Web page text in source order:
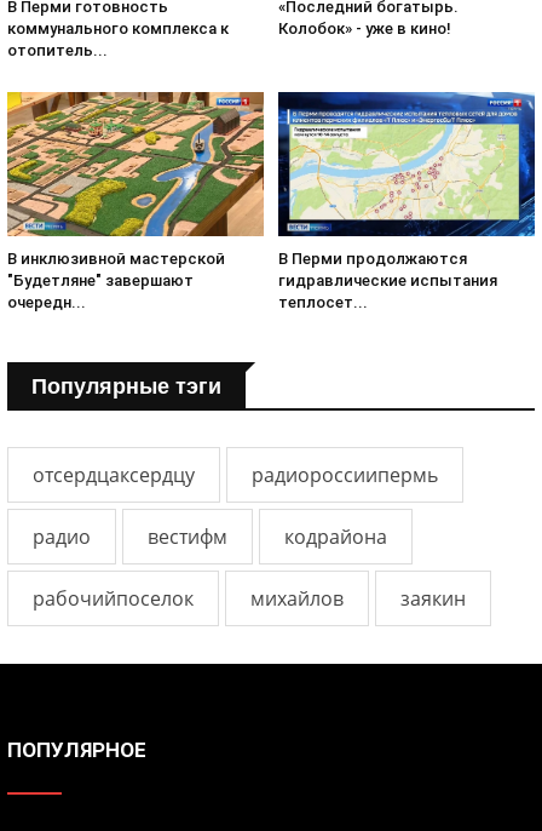
В Перми готовность
коммунального комплекса к
отопитель...
«Последний богатырь.
Колобок» - уже в кино!
В инклюзивной мастерской
"Будетляне" завершают
очередн...
В Перми продолжаются
гидравлические испытания
теплосет...
Популярные тэги
отсердцаксердцу радиороссиипермь
радио вестифм кодрайона
рабочийпоселок михайлов заякин
ПОПУЛЯРНОЕ